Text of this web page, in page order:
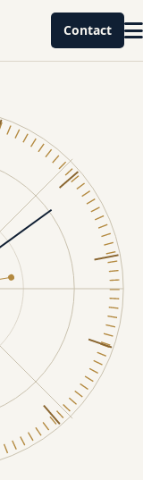
Contact